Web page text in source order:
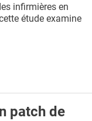
infirmières en
étude examine
patch de